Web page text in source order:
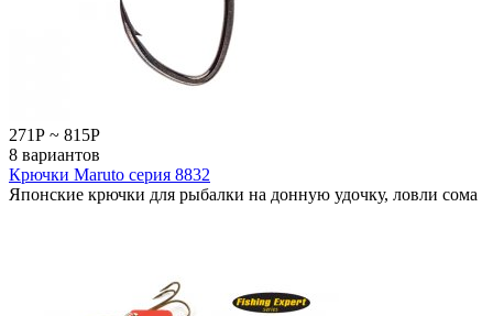
271Р ~ 815Р
8 вариантов
Крючки Maruto серия 8832
Японские крючки для рыбалки на донную удочку, ловли сома